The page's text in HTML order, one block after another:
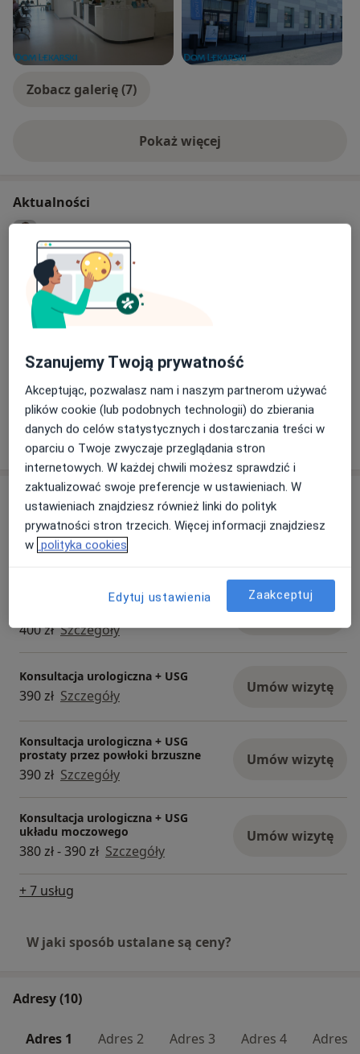
Zobacz galerię (7)
Pokaż więcejo doświadczeniu
Aktualności
lek. Adam Henryk Wilkos
Andre Citroëna 8, 2 piętro, 70-772 Szczecin
Zapraszam w każdą środę godz. 14-18
04/05/2026
Usługi i ceny
Konsultacja urologiczna
Od 270 zł Szczegóły
Konsultacja urologiczna (pierwsza
400 zł Szczegóły
Umów wizytę
Konsultacja urologiczna + USG
390 zł Szczegóły Umów wizytę
Konsultacja urologiczna + USG
prostaty przez powłoki brzuszne
390 zł Szczegóły
Umów wizytę
Konsultacja urologiczna + USG
układu moczowego
380 zł - 390 zł Szczegóły
Umów wizytę
+ 7 usług
W jaki sposób ustalane są ceny?
Adresy (10)
Adres 1 Adres 2 Adres 3 Adres 4 Adres 5
Szanujemy Twoją prywatność
Akceptując, pozwalasz nam i naszym partnerom używać
plików cookie (lub podobnych technologii) do zbierania
danych do celów statystycznych i dostarczania treści w
oparciu o Twoje zwyczaje przeglądania stron
internetowych. W każdej chwili możesz sprawdzić i
zaktualizować swoje preferencje w ustawieniach. W
ustawieniach znajdziesz również linki do polityk
prywatności stron trzecich. Więcej informacji znajdziesz
w polityka cookies
Edytuj ustawienia Zaakceptuj